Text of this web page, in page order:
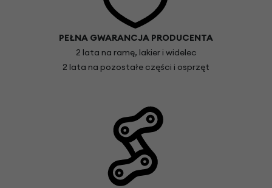
PEŁNA GWARANCJA PRODUCENTA
2 lata na ramę, lakier i widelec
2 lata na pozostałe części i osprzęt